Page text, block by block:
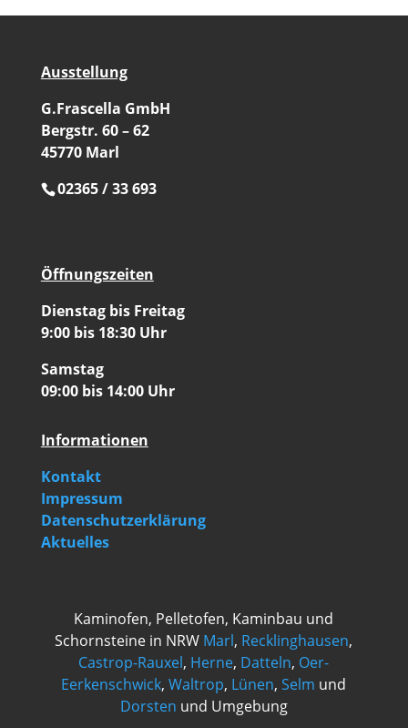
Ausstellung
G.Frascella GmbH
Bergstr. 60 – 62
45770 Marl
02365 / 33 693
Öffnungszeiten
Dienstag bis Freitag
9:00 bis 18:30 Uhr
Samstag
09:00 bis 14:00 Uhr
Informationen
Kontakt
Impressum
Datenschutzerklärung
Aktuelles
Kaminofen, Pelletofen, Kaminbau und
Schornsteine in NRW Marl, Recklinghausen,
Castrop-Rauxel, Herne, Datteln, Oer-
Eerkenschwick,Waltrop, Lünen,Selm und
Dorsten und Umgebung